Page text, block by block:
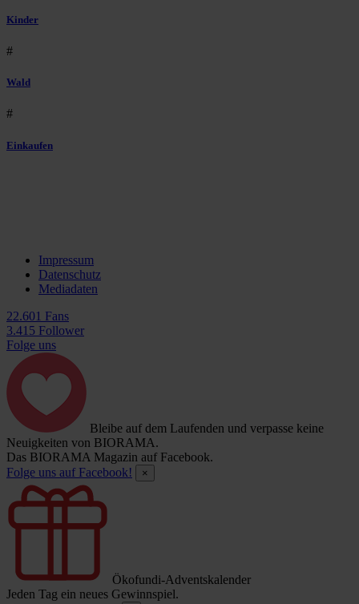
Kinder
#
Wald
#
Einkaufen
Impressum
Datenschutz
Mediadaten
22.601 Fans
3.415 Follower
Folge uns
Bleibe auf dem Laufenden und verpasse keine
Neuigkeiten von BIORAMA.
Das BIORAMA Magazin auf Facebook.
Folge uns auf Facebook!
×
Ökofundi-Adventskalender
Jeden Tag ein neues Gewinnspiel.